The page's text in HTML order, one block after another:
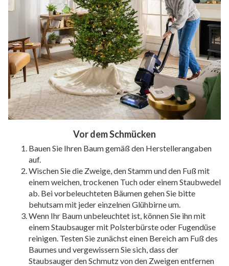
Vor dem Schmücken
Bauen Sie Ihren Baum gemäß den Herstellerangaben
auf.
Wischen Sie die Zweige, den Stamm und den Fuß mit
einem weichen, trockenen Tuch oder einem Staubwedel
ab. Bei vorbeleuchteten Bäumen gehen Sie bitte
behutsam mit jeder einzelnen Glühbirne um.
Wenn Ihr Baum unbeleuchtet ist, können Sie ihn mit
einem Staubsauger mit Polsterbürste oder Fugendüse
reinigen. Testen Sie zunächst einen Bereich am Fuß des
Baumes und vergewissern Sie sich, dass der
Staubsauger den Schmutz von den Zweigen entfernen